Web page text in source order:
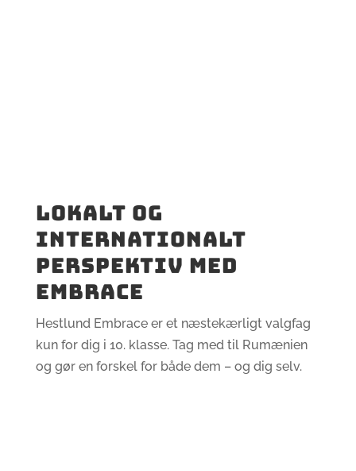
Lokalt og
internationalt
perspektiv med
embrace
Hestlund Embrace er et næstekærligt valgfag
kun for dig i 10. klasse. Tag med til Rumænien
og gør en forskel for både dem – og dig selv.